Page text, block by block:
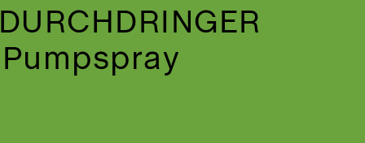
Pumpspray